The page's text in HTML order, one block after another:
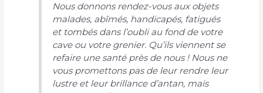
Nous donnons rendez-vous aux objets
malades, abîmés, handicapés, fatigués
et tombés dans l’oubli au fond de votre
cave ou votre grenier. Qu’ils viennent se
refaire une santé près de nous ! Nous ne
vous promettons pas de leur rendre leur
lustre et leur brillance d’antan, mais